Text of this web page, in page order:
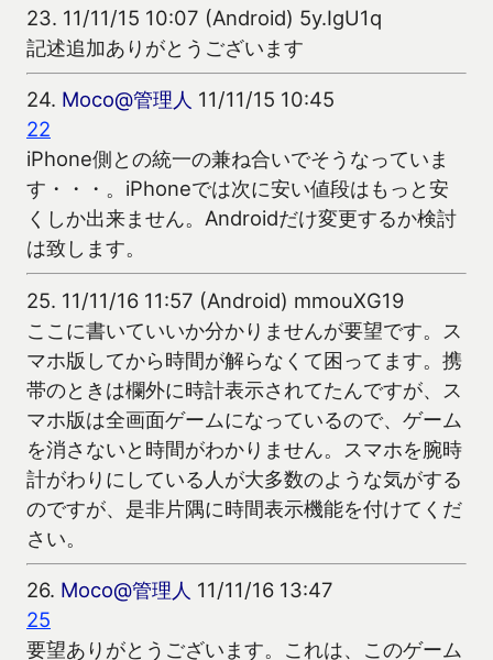
23. 11/11/15 10:07 (Android) 5y.IgU1q
記述追加ありがとうございます
24. Moco@管理人 11/11/15 10:45
22
iPhone側との統一の兼ね合いでそうなっていま
す・・・。iPhoneでは次に安い値段はもっと安
くしか出来ません。Androidだけ変更するか検討
は致します。
25. 11/11/16 11:57 (Android) mmouXG19
ここに書いていいか分かりませんが要望です。ス
マホ版してから時間が解らなくて困ってます。携
帯のときは欄外に時計表示されてたんですが、ス
マホ版は全画面ゲームになっているので、ゲーム
を消さないと時間がわかりません。スマホを腕時
計がわりにしている人が大多数のような気がする
のですが、是非片隅に時間表示機能を付けてくだ
さい。
26. Moco@管理人 11/11/16 13:47
25
要望ありがとうございます。これは、このゲーム